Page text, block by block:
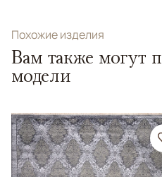
Похожие изделия
Вам также могут
модели